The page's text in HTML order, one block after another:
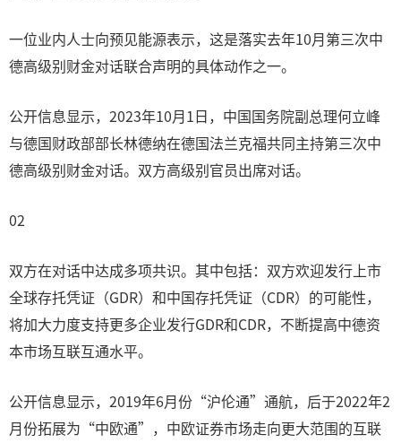
一位业内人士向预见能源表示，这是落实去年10月第三次中
德高级别财金对话联合声明的具体动作之一。
公开信息显示，2023年10月1日，中国国务院副总理何立峰
与德国财政部部长林德纳在德国法兰克福共同主持第三次中
德高级别财金对话。双方高级别官员出席对话。
02
双方在对话中达成多项共识。其中包括：双方欢迎发行上市
全球存托凭证（GDR）和中国存托凭证（CDR）的可能性，
将加大力度支持更多企业发行GDR和CDR，不断提高中德资
本市场互联互通水平。
公开信息显示，2019年6月份“沪伦通”通航，后于2022年2
月份拓展为“中欧通”，中欧证券市场走向更大范围的互联